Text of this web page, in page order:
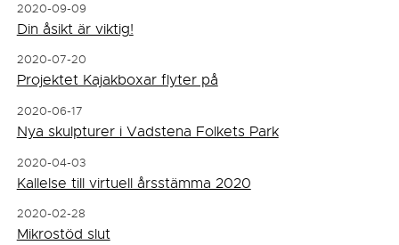
2020-09-09
Din åsikt är viktig!
2020-07-20
Projektet Kajakboxar flyter på
2020-06-17
Nya skulpturer i Vadstena Folkets Park
2020-04-03
Kallelse till virtuell årsstämma 2020
2020-02-28
Mikrostöd slut